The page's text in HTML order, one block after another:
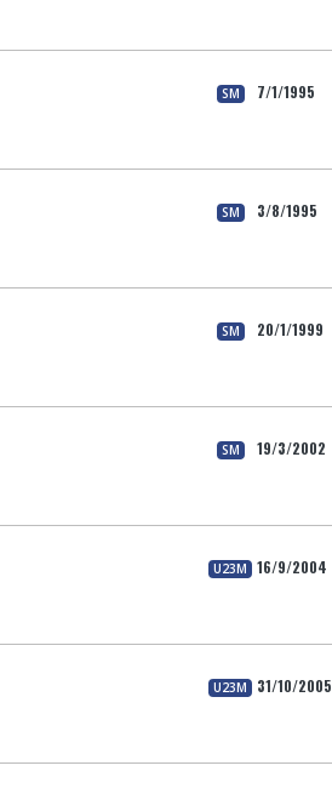
SM 7/1/1995
SM 3/8/1995
SM 20/1/1999
SM 19/3/2002
U23M 16/9/2004
U23M 31/10/2005